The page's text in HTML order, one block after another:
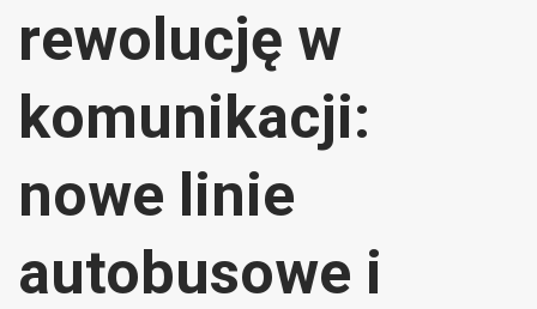
rewolucję w
komunikacji:
nowe linie
autobusowe i